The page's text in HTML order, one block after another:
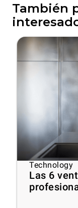
También
Technology
Las 6